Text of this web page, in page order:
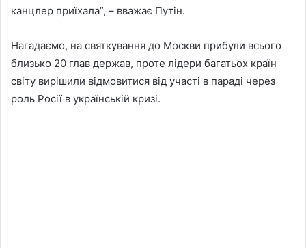
канцлер приїхала”, – вважає Путін.
Нагадаємо, на святкування до Москви прибули всього
близько 20 глав держав, проте лідери багатьох країн
світу вирішили відмовитися від участі в параді через
роль Росії в українській кризі.